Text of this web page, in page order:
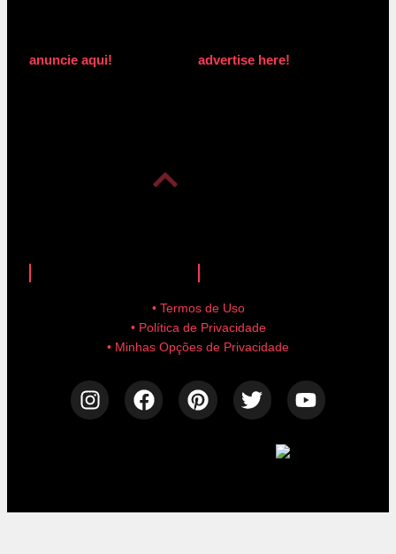
anuncie aqui! advertise here!
• Termos de Uso
• Política de Privacidade
• Minhas Opções de Privacidade